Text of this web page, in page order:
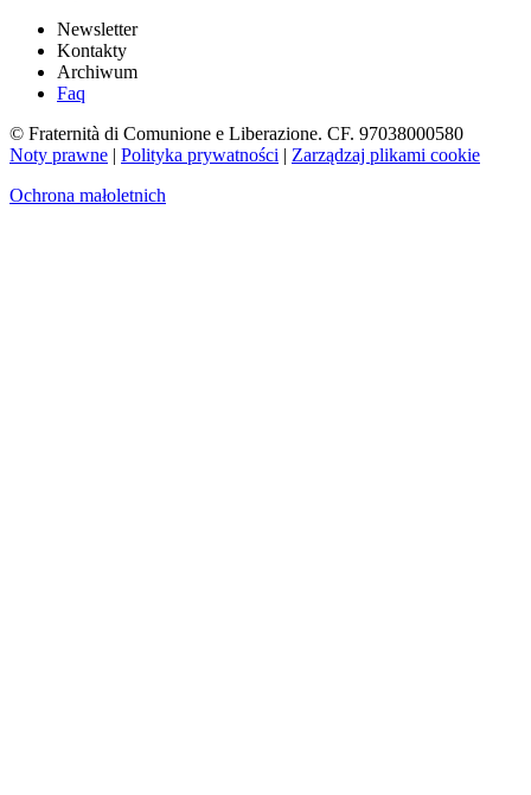
Newsletter
Kontakty
Archiwum
Faq
© Fraternità di Comunione e Liberazione. CF. 97038000580
Noty prawne | Polityka prywatności | Zarządzaj plikami cookie
Ochrona małoletnich